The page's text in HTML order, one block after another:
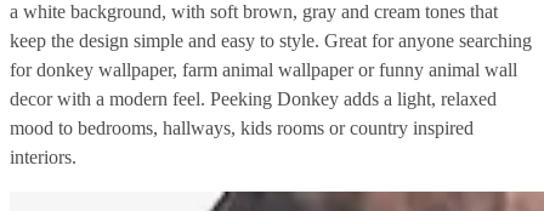
a white background, with soft brown, gray and cream tones that
keep the design simple and easy to style. Great for anyone searching
for donkey wallpaper, farm animal wallpaper or funny animal wall
decor with a modern feel. Peeking Donkey adds a light, relaxed
mood to bedrooms, hallways, kids rooms or country inspired
interiors.